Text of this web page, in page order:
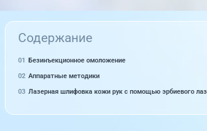
Содержание
Безинъекционное омоложение
Аппаратные методики
Лазерная шлифовка кожи рук с помощью эрбиевого